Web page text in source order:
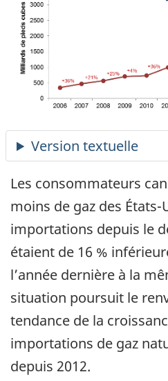
Les consommateurs
moins de gaz des États-
importations depuis le
étaient de 16 %
l’année dernière à la
situation poursuit le
tendance de la
importations de gaz
depuis 2012.